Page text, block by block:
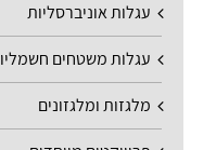
עגלות אוניברסליות
עגלות משטחים
מלגזות ומלגזונים